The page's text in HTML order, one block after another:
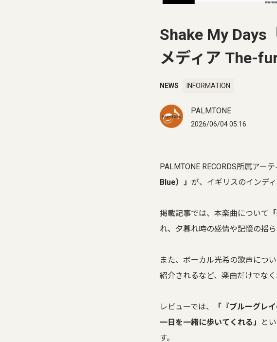
Shake My Days
メディア The-
NEWS INFORMATION
PALMTONE
2026/06/04 05:16
PALMTONE RECORDS所属アー
Blue）」 が、イギリスのインデ
掲載記事では、本楽曲について
れ、夕暮れ時の感情や記憶の揺
また、ボーカル光希の歌声につい
紹介されるなど、楽曲だけでな
レビューでは、
「『ブルーグレ
一日を一緒に歩いてくれる」
と
す。